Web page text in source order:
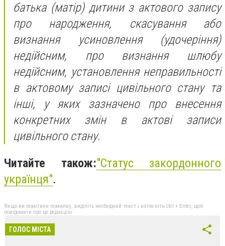
батька (матір) дитини з актового запису
про народження, скасування або
визнання усиновлення (удочеріння)
недійсним, про визнання шлюбу
недійсним, установлення неправильності
в актовому записі цивільного стану та
інші, у яких зазначено про внесення
конкретних змін в актові записи
цивільного стану.
Читайте також:"Статус закордонного
українця".
Якщо ви помітили помилку, виділіть необхідний текст і натисніть Ctrl + Enter, щоб
повідомити про це редакцію
ГОЛОС МІСТА